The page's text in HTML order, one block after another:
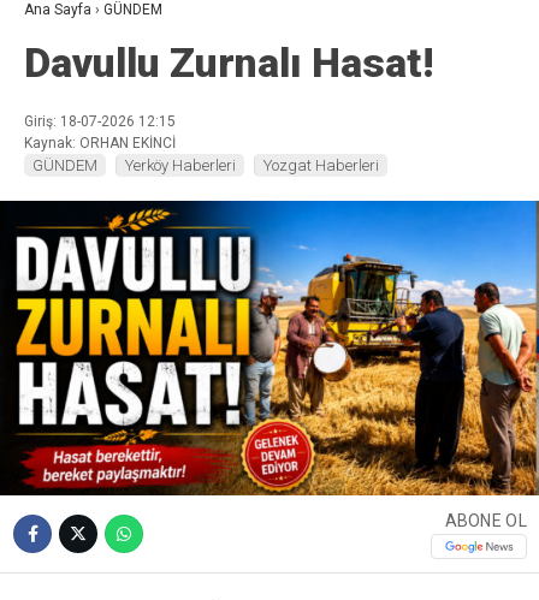
Ana Sayfa › GÜNDEM
Davullu Zurnalı Hasat!
Giriş: 18-07-2026 12:15
Kaynak: ORHAN EKİNCİ
GÜNDEM Yerköy Haberleri Yozgat Haberleri
ABONE OL